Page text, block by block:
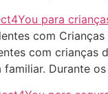
com
com crianças
Durante